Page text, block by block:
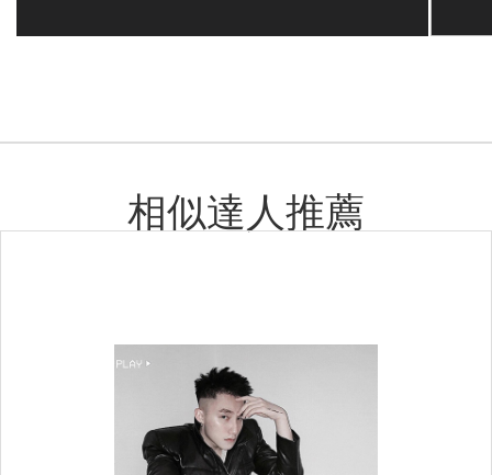
相似達人推薦